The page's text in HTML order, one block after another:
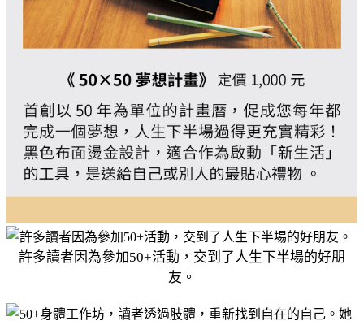
許多讀者因為參加50+活動，交到了人生下半場的好朋
友。